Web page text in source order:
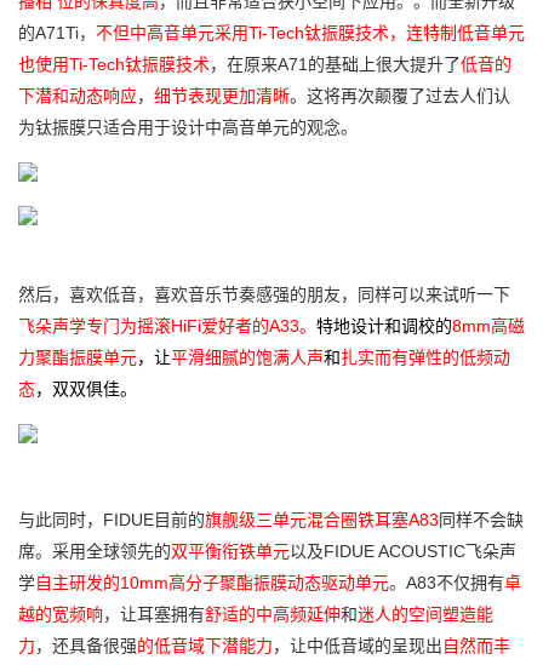
的A71Ti， 不但中高音单元采用Ti-Tech钛振膜技术，连特制低音单元
也使用Ti-Tech钛振膜技术，在原来A71的基础上很大提升了低音的
下潜和动态响应， 细节表现更加清晰。这将再次颠覆了过去人们认
为钛振膜只适合用于设计中高音单元的观念。
然后，喜欢低音，喜欢音乐节奏感强的朋友，同样可以来试听一下
飞朵声学专门为摇滚HiFi爱好者的A33。 特地设计和调校的8mm高磁
力聚酯振膜单元，让平滑细腻的饱满人声和扎实而有弹性的低频动
态，双双俱佳。
与此同时，FIDUE目前的旗舰级三单元混合圈铁耳塞A83同样不会缺
席。 采用全球领先的双平衡衔铁单元以及FIDUE ACOUSTIC飞朵声
学自主研发的10mm高分子聚酯振膜动态驱动单元。 A83不仅拥有卓
越的宽频响，让耳塞拥有舒适的中高频延伸和迷人的空间塑造能
力，还具备很强的低音域下潜能力，让中低音域的呈现出自然而丰